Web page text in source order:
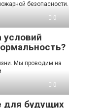
безопасности.
0
условий
Мы проводим на
0
для будущих